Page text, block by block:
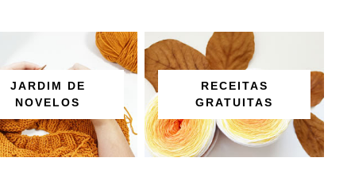
JARDIM DE
NOVELOS
RECEITAS
GRATUITAS